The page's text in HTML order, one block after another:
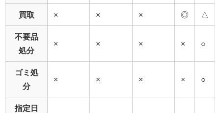
買取 × × × ◎ △
不要品
処分
× × × × ○
ゴミ処
分
× × × × ○
指定日